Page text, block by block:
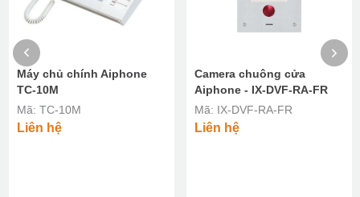
Máy chủ chính Aiphone
TC-10M
Mã: TC-10M
Liên hệ
Camera chuông cửa
Aiphone - IX-DVF-RA-FR
Mã: IX-DVF-RA-FR
Liên hệ